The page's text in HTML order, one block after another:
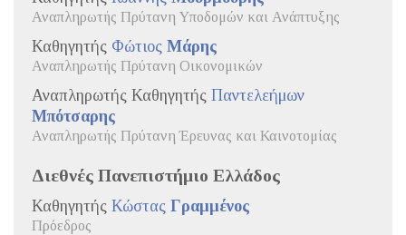
Αναπληρωτής Πρύτανη Υποδομών και Ανάπτυξης
Καθηγητής Φώτιος Μάρης
Αναπληρωτής Πρύτανη Οικονομικών
Αναπληρωτής Καθηγητής Παντελεήμων
Μπότσαρης
Αναπληρωτής Πρύτανη Έρευνας και Καινοτομίας
Διεθνές Πανεπιστήμιο Ελλάδος
Καθηγητής Κώστας Γραμμένος
Πρόεδρος